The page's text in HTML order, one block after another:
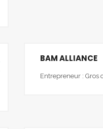
BAM ALLIANCE
Entrepreneur :